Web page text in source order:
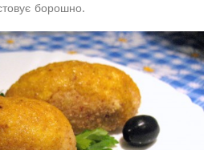
борошно.